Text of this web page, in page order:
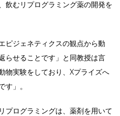
飲むリプログラミング薬の開発を
ピジェネティクスの観点から動
らせることです」と同教授は言
物実験をしており、Xプライズへ
す」。
プログラミングは、薬剤を用いて